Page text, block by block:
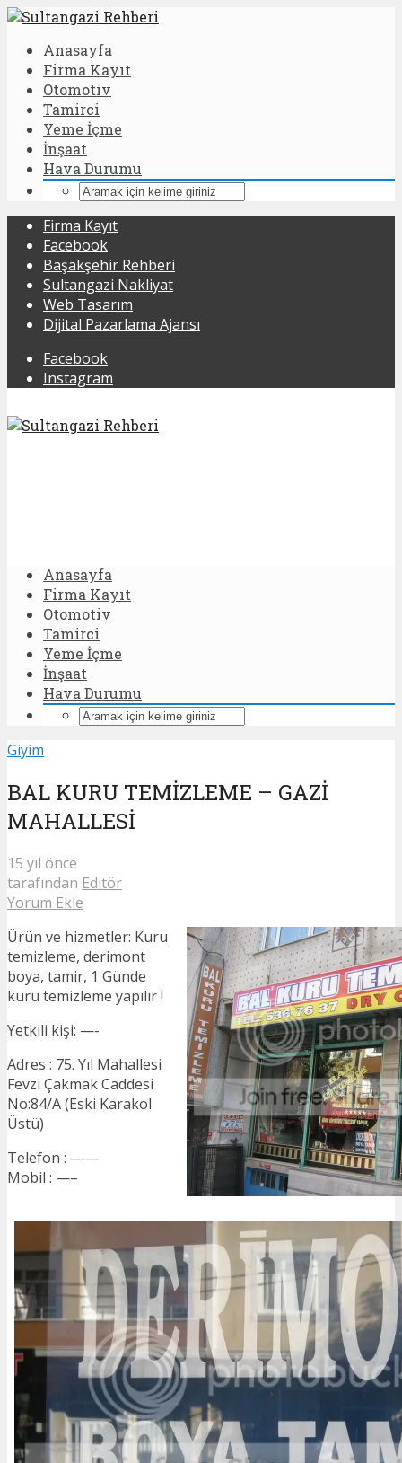
Anasayfa
Firma Kayıt
Otomotiv
Tamirci
Yeme İçme
İnşaat
Hava Durumu
Firma Kayıt
Facebook
Başakşehir Rehberi
Sultangazi Nakliyat
Web Tasarım
Dijital Pazarlama Ajansı
Facebook
Instagram
Anasayfa
Firma Kayıt
Otomotiv
Tamirci
Yeme İçme
İnşaat
Hava Durumu
Giyim
BAL KURU TEMİZLEME – GAZİ
MAHALLESİ
15 yıl önce
tarafından Editör
Yorum Ekle
Ürün ve hizmetler: Kuru
temizleme, derimont
boya, tamir, 1 Günde
kuru temizleme yapılır !
Yetkili kişi: —-
Adres : 75. Yıl Mahallesi
Fevzi Çakmak Caddesi
No:84/A (Eski Karakol
Üstü)
Telefon : ——
Mobil : —–